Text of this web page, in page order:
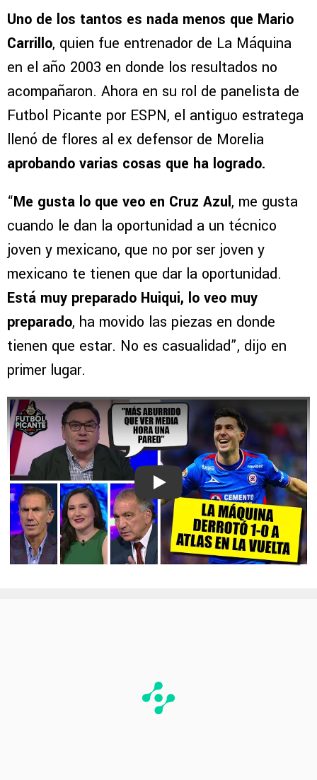
Uno de los tantos es nada menos que Mario
Carrillo, quien fue entrenador de La Máquina
en el año 2003 en donde los resultados no
acompañaron. Ahora en su rol de panelista de
Futbol Picante por ESPN, el antiguo estratega
llenó de flores al ex defensor de Morelia
aprobando varias cosas que ha logrado.
“Me gusta lo que veo en Cruz Azul, me gusta
cuando le dan la oportunidad a un técnico
joven y mexicano, que no por ser joven y
mexicano te tienen que dar la oportunidad.
Está muy preparado Huiqui, lo veo muy
preparado, ha movido las piezas en donde
tienen que estar. No es casualidad”, dijo en
primer lugar.
Play